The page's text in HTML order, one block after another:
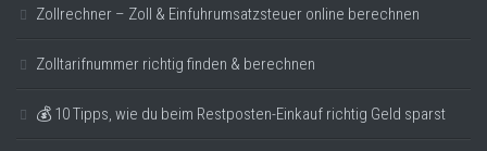
Zollrechner – Zoll & Einfuhrumsatzsteuer online berechnen
Zolltarifnummer richtig finden & berechnen
💰 10 Tipps, wie du beim Restposten-Einkauf richtig Geld sparst